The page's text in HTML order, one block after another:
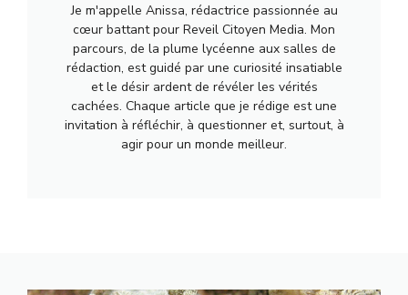
Je m'appelle Anissa, rédactrice passionnée au
cœur battant pour Reveil Citoyen Media. Mon
parcours, de la plume lycéenne aux salles de
rédaction, est guidé par une curiosité insatiable
et le désir ardent de révéler les vérités
cachées. Chaque article que je rédige est une
invitation à réfléchir, à questionner et, surtout, à
agir pour un monde meilleur.